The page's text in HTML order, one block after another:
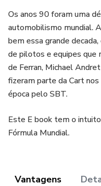
Os anos 90 foram uma
automobilismo mundial.
bem essa grande
de pilotos e equipes que
de Ferran, Michael
fizeram parte da Cart
época pelo SBT.
Este E book tem o
Fórmula Mundial.
Vantagens